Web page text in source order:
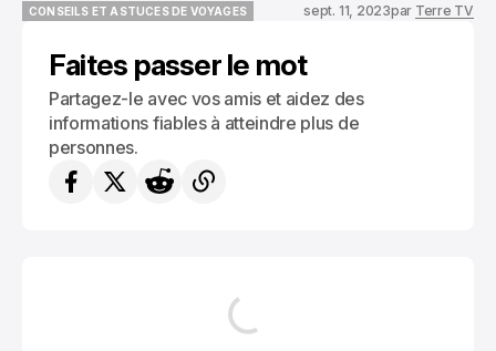
CONSEILS ET ASTUCES DE VOYAGES
sept. 11, 2023par Terre TV
Faites passer le mot
Partagez-le avec vos amis et aidez des
informations fiables à atteindre plus de
personnes.